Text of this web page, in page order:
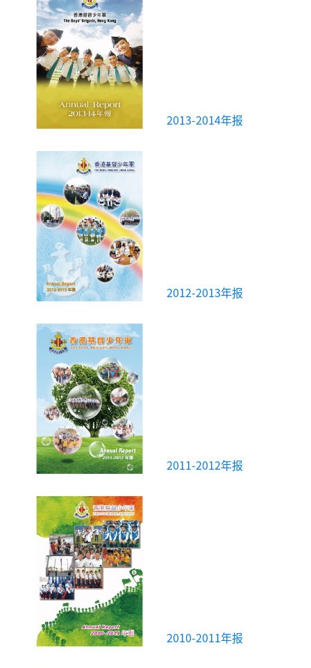
2013-2014年报
2012-2013年报
2011-2012年报
2010-2011年报